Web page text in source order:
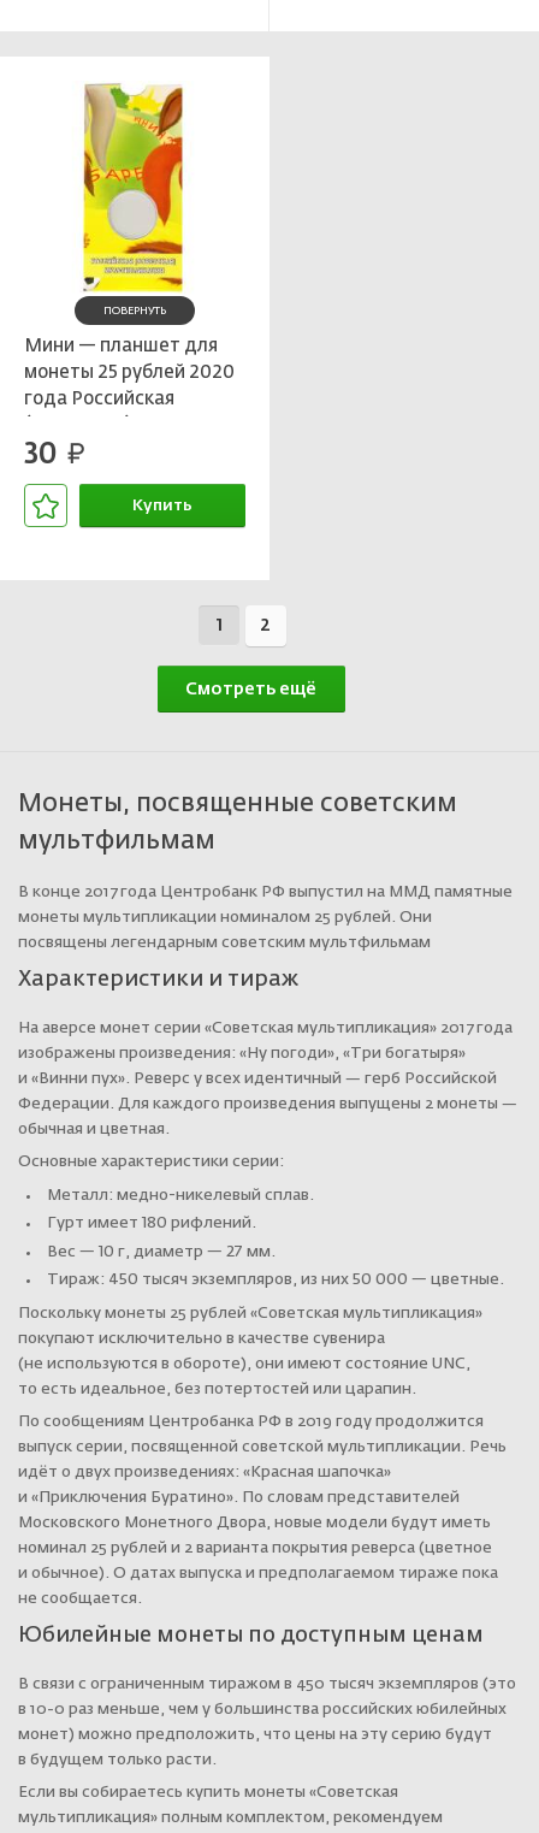
ПОВЕРНУТЬ
Мини — планшет для
монеты 25 рублей 2020
года Российская
мультипликация —
30 руб.
Купить
1 2
Смотреть ещё
Монеты, посвященные советским
мультфильмам
В конце 2017 года Центробанк РФ выпустил на ММД памятные
монеты мультипликации номиналом 25 рублей. Они
посвящены легендарным советским мультфильмам
Характеристики и тираж
На аверсе монет серии «Советская мультипликация» 2017 года
изображены произведения: «Ну погоди», «Три богатыря»
и «Винни пух». Реверс у всех идентичный — герб Российской
Федерации. Для каждого произведения выпущены 2 монеты —
обычная и цветная.
Основные характеристики серии:
Металл: медно-никелевый сплав.
Гурт имеет 180 рифлений.
Вес — 10 г, диаметр — 27 мм.
Тираж: 450 тысяч экземпляров, из них 50 000 — цветные.
Поскольку монеты 25 рублей «Советская мультипликация»
покупают исключительно в качестве сувенира
(не используются в обороте), они имеют состояние UNC,
то есть идеальное, без потертостей или царапин.
По сообщениям Центробанка РФ в 2019 году продолжится
выпуск серии, посвященной советской мультипликации. Речь
идёт о двух произведениях: «Красная шапочка»
и «Приключения Буратино». По словам представителей
Московского Монетного Двора, новые модели будут иметь
номинал 25 рублей и 2 варианта покрытия реверса (цветное
и обычное). О датах выпуска и предполагаемом тираже пока
не сообщается.
Юбилейные монеты по доступным ценам
В связи с ограниченным тиражом в 450 тысяч экземпляров (это
в 10-0 раз меньше, чем у большинства российских юбилейных
монет) можно предположить, что цены на эту серию будут
в будущем только расти.
Если вы собираетесь купить монеты «Советская
мультипликация» полным комплектом, рекомендуем